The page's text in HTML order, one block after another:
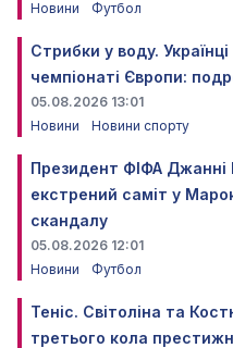
Новини
Футбол
Стрибки у воду.
чемпіонаті Європи:
05.08.2026 13:01
Новини
Новини спорту
Президент ФІФА Джанні
екстрений саміт у
скандалу
05.08.2026 12:01
Новини
Футбол
Теніс. Світоліна та
третього кола